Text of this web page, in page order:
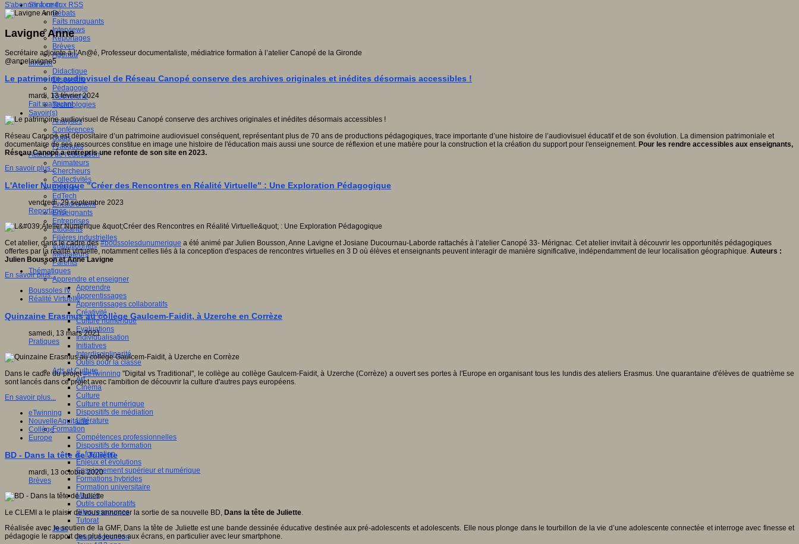
S'informer
Débats
Faits marquants
Interviews
Reportages
Brèves
Agenda
Innover
Didactique
Dispositifs
Pédagogie
Recherche
Technologies
Savoir(s)
Analyses
Conférences
Outils
Pratiques
Acteurs de l'éducation
Animateurs
Chercheurs
Collectivités
Editeurs
EdTech
Encadrement
Enseignants
Entreprises
Etudiants
Filières industrielles
Institutionnels
Médiateurs
Parents
Thématiques
Apprendre et enseigner
Apprendre
Apprentissages
Apprentissages collaboratifs
Créativité
Culture numérique
Evaluations
Individualisation
Initiatives
Interdisciplinarité
Outils pour la classe
Arts et Culture
Art
Cinéma
Culture
Culture et numérique
Dispositifs de médiation
Littérature
Formation
Compétences professionnelles
Dispositifs de formation
E- formation
Enjeux et évolutions
Enseignement supérieur et numérique
Formations hybrides
Formation universitaire
Mooc’s
Outils collaboratifs
Sites ressources
Tutorat
Jeux
Jeu et éducation
S'abonner à ce flux RSS
Lavigne Anne
Secrétaire adjointe à l’An@é, Professeur documentaliste, médiatrice formation à l’atelier Canopé de la Gironde
@annelavigne5
Le patrimoine audiovisuel de Réseau Canopé conserve des archives originales et inédites désormais accessibles !
mardi, 13 février 2024
Fait marquant
Réseau Canopé est dépositaire d’un patrimoine audiovisuel conséquent, représentant plus de 70 ans de productions pédagogiques, trace importante d’une histoire de l’audiovisuel éducatif et de son évolution. La dimension patrimoniale et
documentaire de ses ressources constitue en image une histoire de l'éducation mais aussi une source de réflexion et une matière pour la construction et la création du support pour l'enseignement. Pour les rendre accessibles aux enseignants,
Réseau Canopé a entrepris une refonte de son site en 2023.
En savoir plus...
L'Atelier Numérique "Créer des Rencontres en Réalité Virtuelle" : Une Exploration Pédagogique
vendredi, 29 septembre 2023
Reportages
Cet atelier, dans le cadre des#boussolesdunumerique a été animé par Julien Bousson, Anne Lavigne et Josiane Ducournau-Laborde rattachés à l’atelier Canopé 33- Mérignac. Cet atelier invitait à découvrir les opportunités pédagogiques
offertes par la réalité virtuelle, notamment celles liés à la conception d'espaces de rencontres virtuelles en 3 D où élèves et enseignants peuvent interagir de manière significative, indépendamment de leur localisation géographique. Auteurs :
Julien Bousson et Anne Lavigne
En savoir plus...
Boussoles IV
Réalité Virtuelle
Quinzaine Erasmus au collège Gaulcem-Faidit, à Uzerche en Corrèze
samedi, 13 mars 2021
Pratiques
Dans le cadre du projet#eTwinning "Digital vs Traditional", le collège au collège Gaulcem-Faidit, à Uzerche (Corrèze) a ouvert ses portes à l'Europe en organisant tous les lundis des ateliers Erasmus. Une quarantaine d'élèves de quatrième se
sont lancés dans ce projet avec l'ambition de découvrir la culture d'autres pays européens.
En savoir plus...
eTwinning
NouvelleAquitaine
Collège
Europe
BD - Dans la tête de Juliette
mardi, 13 octobre 2020
Brèves
Le CLEMI a le plaisir de vous annoncer la sortie de sa nouvelle BD, Dans la tête de Juliette.
Réalisée avec le soutien de la GMF, Dans la tête de Juliette est une bande dessinée éducative destinée aux pré-adolescents et adolescents. Elle nous plonge dans le tourbillon de la vie d’une adolescente connectée et interroge avec finesse et
pédagogie le rapport des plus jeunes aux écrans, en particulier avec leur smartphone.